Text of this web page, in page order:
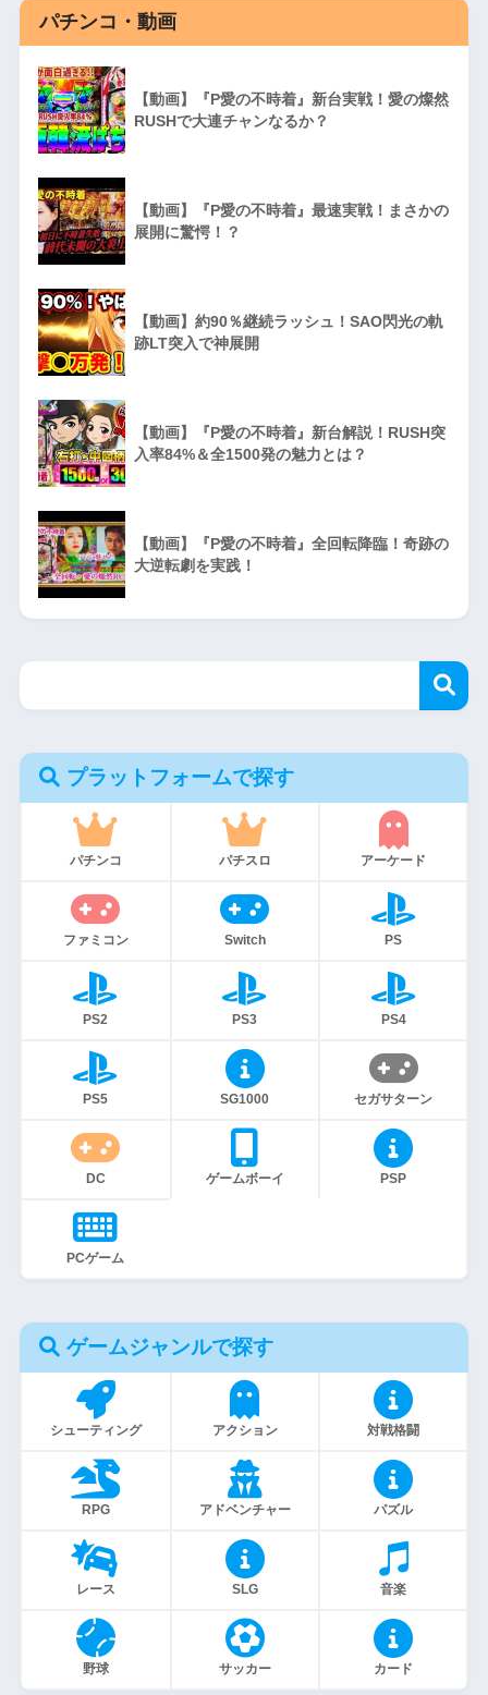
パチンコ・動画
【動画】『P愛の不時着』新台実戦！愛の燦然
RUSHで大連チャンなるか？
【動画】『P愛の不時着』最速実戦！まさかの
展開に驚愕！？
【動画】約90％継続ラッシュ！SAO閃光の軌
跡LT突入で神展開
【動画】『P愛の不時着』新台解説！RUSH突
入率84%＆全1500発の魅力とは？
【動画】『P愛の不時着』全回転降臨！奇跡の
大逆転劇を実践！
プラットフォームで探す
パチンコ パチスロ アーケード
ファミコン Switch PS
PS2 PS3 PS4
PS5 SG1000 セガサターン
DC ゲームボーイ PSP
PCゲーム
ゲームジャンルで探す
シューティング アクション 対戦格闘
RPG アドベンチャー パズル
レース SLG 音楽
野球 サッカー カード